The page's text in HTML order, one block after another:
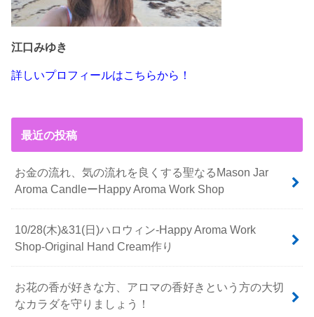
江口みゆき
詳しいプロフィールはこちらから！
最近の投稿
お金の流れ、気の流れを良くする聖なるMason Jar
Aroma CandleーHappy Aroma Work Shop
10/28(木)&31(日)ハロウィン-Happy Aroma Work
Shop-Original Hand Cream作り
お花の香が好きな方、アロマの香好きという方の大切
なカラダを守りましょう！